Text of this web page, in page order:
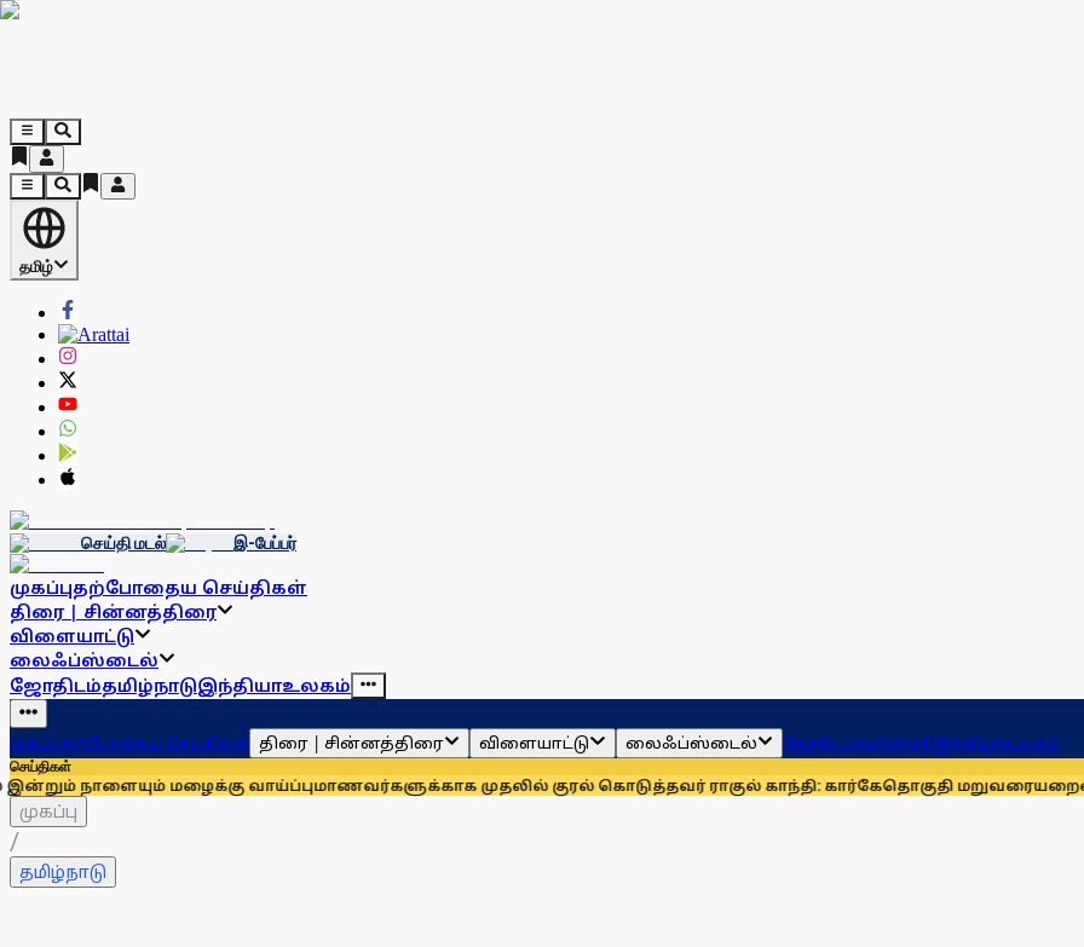
தமிழ்
செய்தி மடல் இ-பேப்பர்
முகப்புதற்போதைய செய்திகள்
திரை | சின்னத்திரை
விளையாட்டு
லைஃப்ஸ்டைல்
ஜோதிடம்தமிழ்நாடுஇந்தியாஉலகம்
முகப்புதற்போதைய செய்திகள் திரை | சின்னத்திரை விளையாட்டு லைஃப்ஸ்டைல் ஜோதிடம்தமிழ்நாடுஇந்தியாஉலகம்
செய்திகள்
மழைக்கு வாய்ப்புமாணவர்களுக்காக முதலில் குரல் கொடுத்தவர் ராகுல் காந்தி: கார்கேதொகுதி மறுவரையறையை
முகப்பு
/
தமிழ்நாடு